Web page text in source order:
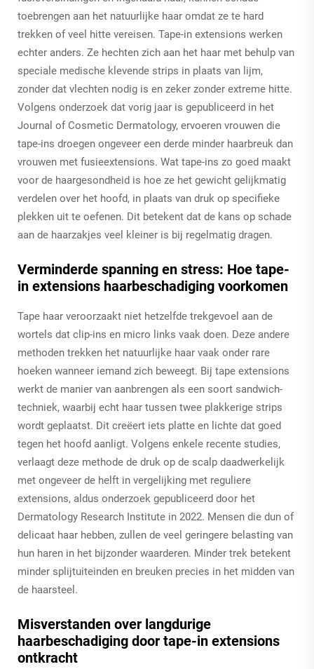
toebrengen aan het natuurlijke haar omdat ze te hard
trekken of veel hitte vereisen. Tape-in extensions werken
echter anders. Ze hechten zich aan het haar met behulp van
speciale medische klevende strips in plaats van lijm,
zonder dat vlechten nodig is en zeker zonder extreme hitte.
Volgens onderzoek dat vorig jaar is gepubliceerd in het
Journal of Cosmetic Dermatology, ervoeren vrouwen die
tape-ins droegen ongeveer een derde minder haarbreuk dan
vrouwen met fusieextensions. Wat tape-ins zo goed maakt
voor de haargesondheid is hoe ze het gewicht gelijkmatig
verdelen over het hoofd, in plaats van druk op specifieke
plekken uit te oefenen. Dit betekent dat de kans op schade
aan de haarzakjes veel kleiner is bij regelmatig dragen.
Verminderde spanning en stress: Hoe tape-
in extensions haarbeschadiging voorkomen
Tape haar veroorzaakt niet hetzelfde trekgevoel aan de
wortels dat clip-ins en micro links vaak doen. Deze andere
methoden trekken het natuurlijke haar vaak onder rare
hoeken wanneer iemand zich beweegt. Bij tape extensions
werkt de manier van aanbrengen als een soort sandwich-
techniek, waarbij echt haar tussen twee plakkerige strips
wordt geplaatst. Dit creëert iets platte en lichte dat goed
tegen het hoofd aanligt. Volgens enkele recente studies,
verlaagt deze methode de druk op de scalp daadwerkelijk
met ongeveer de helft in vergelijking met reguliere
extensions, aldus onderzoek gepubliceerd door het
Dermatology Research Institute in 2022. Mensen die dun of
delicaat haar hebben, zullen de veel geringere belasting van
hun haren in het bijzonder waarderen. Minder trek betekent
minder splijtuiteinden en breuken precies in het midden van
de haarsteel.
Misverstanden over langdurige
haarbeschadiging door tape-in extensions
ontkracht